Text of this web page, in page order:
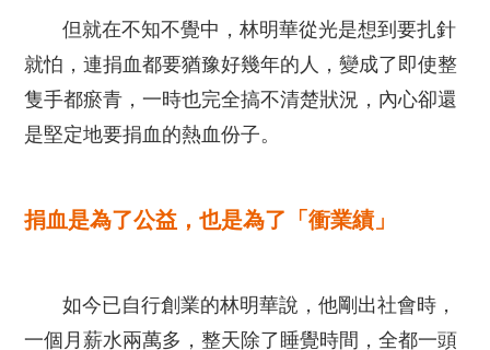
但就在不知不覺中，林明華從光是想到要扎針
就怕，連捐血都要猶豫好幾年的人，變成了即使整
隻手都瘀青，一時也完全搞不清楚狀況，內心卻還
是堅定地要捐血的熱血份子。
捐血是為了公益，也是為了「衝業績」
如今已自行創業的林明華說，他剛出社會時，
一個月薪水兩萬多，整天除了睡覺時間，全都一頭